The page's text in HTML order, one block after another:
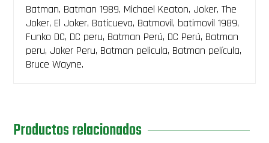
Batman, Batman 1989, Michael Keaton, Joker, The
Joker, El Joker, Baticueva, Batmovil, batimovil 1989,
Funko DC, DC peru, Batman Perú, DC Perú, Batman
peru, Joker Peru, Batman pelicula, Batman película,
Bruce Wayne.
Productos relacionados